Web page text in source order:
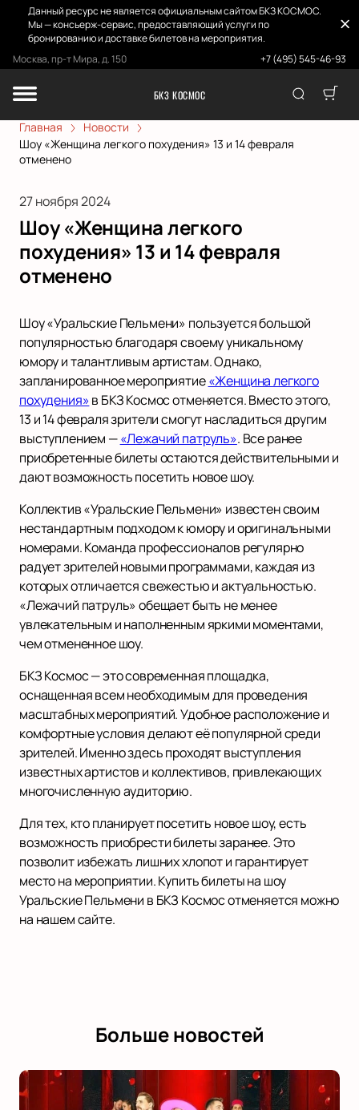
Данный ресурс не является официальным сайтом БКЗ КОСМОС.
Мы — консьерж-сервис, предоставляющий услуги по
бронированию и доставке билетов на мероприятия.
Москва, пр-т Мира, д. 150
+7 (495) 545-46-93
БКЗ КОСМОС
Главная
Новости
Шоу «Женщина легкого похудения» 13 и 14 февраля
отменено
27 ноября 2024
Шоу «Женщина легкого
похудения» 13 и 14 февраля
отменено
Шоу «Уральские Пельмени» пользуется большой
популярностью благодаря своему уникальному
юмору и талантливым артистам. Однако,
запланированное мероприятие«Женщина легкого
похудения»в БКЗ Космос отменяется. Вместо этого,
13 и 14 февраля зрители смогут насладиться другим
выступлением —«Лежачий патруль». Все ранее
приобретенные билеты остаются действительными и
дают возможность посетить новое шоу.
Коллектив «Уральские Пельмени» известен своим
нестандартным подходом к юмору и оригинальными
номерами. Команда профессионалов регулярно
радует зрителей новыми программами, каждая из
которых отличается свежестью и актуальностью.
«Лежачий патруль» обещает быть не менее
увлекательным и наполненным яркими моментами,
чем отмененное шоу.
БКЗ Космос — это современная площадка,
оснащенная всем необходимым для проведения
масштабных мероприятий. Удобное расположение и
комфортные условия делают её популярной среди
зрителей. Именно здесь проходят выступления
известных артистов и коллективов, привлекающих
многочисленную аудиторию.
Для тех, кто планирует посетить новое шоу, есть
возможность приобрести билеты заранее. Это
позволит избежать лишних хлопот и гарантирует
место на мероприятии. Купить билеты на шоу
Уральские Пельмени в БКЗ Космос отменяется можно
на нашем сайте.
Больше новостей